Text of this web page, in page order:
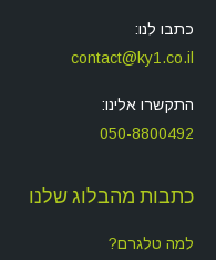
כתבו לנו:
contact@ky1.co.il
התקשרו אלינו:
050-8800492
כתבות מהבלוג שלנו
למה טלגרם?